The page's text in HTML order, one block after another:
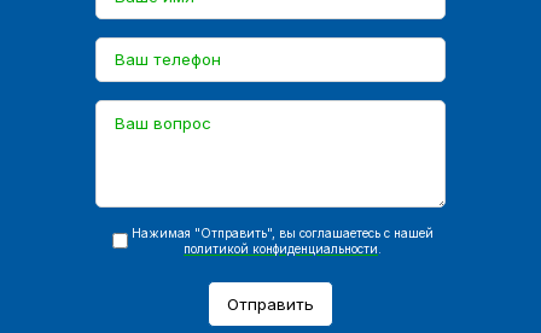
Нажимая "Отправить", вы соглашаетесь с нашей
политикой конфиденциальности
Отправить